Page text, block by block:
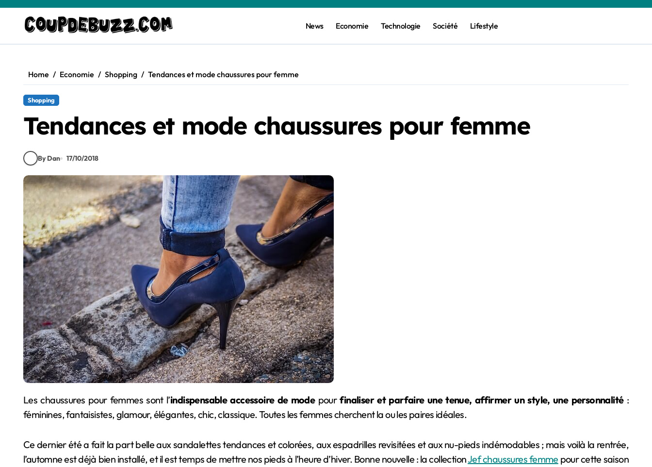
content
News Economie Technologie Société Lifestyle
Home Economie Shopping Tendances et mode chaussures pour femme
Shopping
Tendances et mode chaussures pour femme
By Dan 17/10/2018
Les chaussures pour femmes sont l’indispensable accessoire de modepourfinaliser et parfaire une tenue, affirmer un style, une personnalité:
féminines, fantaisistes, glamour, élégantes, chic, classique. Toutes les femmes cherchent la ou les paires idéales.
Ce dernier été a fait la part belle aux sandalettes tendances et colorées, aux espadrilles revisitées et aux nu-pieds indémodables ; mais voilà la rentrée,
l’automne est déjà bien installé, et il est temps de mettre nos pieds à l’heure d’hiver. Bonne nouvelle : la collectionJef chaussures femme pour cette saison